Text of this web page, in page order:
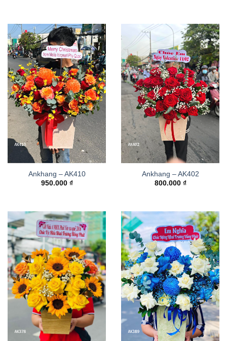
Ankhang – AK410
950.000 ₫
Ankhang – AK402
800.000 ₫